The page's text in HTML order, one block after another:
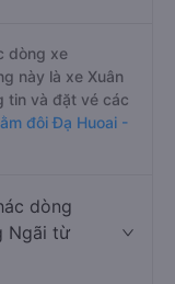
dòng xe
này là xe Xuân
tin và đặt vé các
đôi Đạ Huoai -
dòng
Ngãi từ